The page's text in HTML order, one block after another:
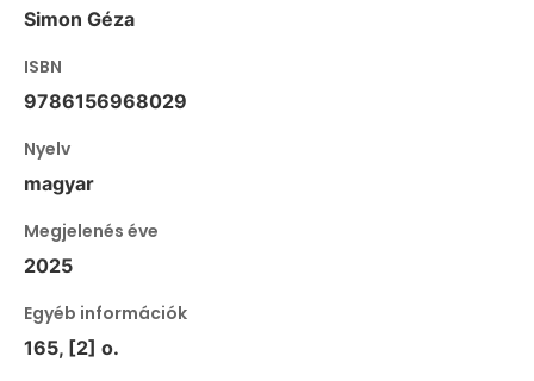
Simon Géza
ISBN
9786156968029
Nyelv
magyar
Megjelenés éve
2025
Egyéb információk
165, [2] o.